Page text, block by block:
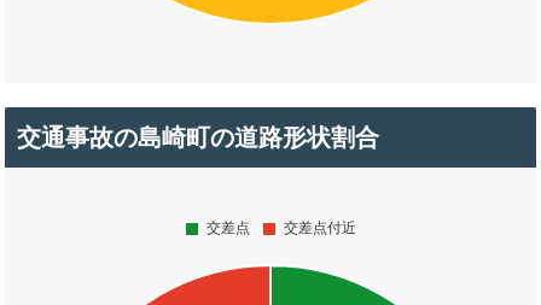
交通事故の島崎町の道路形状割合